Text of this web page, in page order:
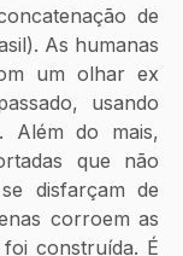
de
As humanas
um olhar ex
usando
Além do mais,
que não
disfarçam de
corroem as
construída. É